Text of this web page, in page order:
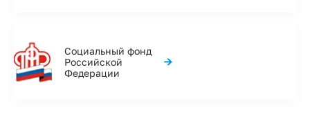
Социальный фонд
Российской
Федерации
→